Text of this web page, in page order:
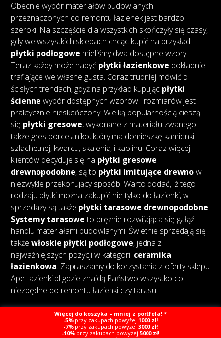
Obecnie wybór materiałów budowlanych
przeznaczonych do remontu łazienek jest bardzo
szeroki. Na szczęście dla wszystkich skończyły się czasy,
gdy we wszystkich sklepach chcąc kupić na przykład
płytki podłogowe mieliśmy dwa dostępne wzory.
Teraz każdy może nabyć płytki łazienkowe dokładnie
trafiające we własne gusta. Coraz trudniej mówić o
ścisłych trendach, gdyż na przykład kupując płytki
ścienne wybór dostępnych wzorów i rozmiarów jest
praktycznie nieskończony! Wielką popularnością cieszą
się płytki gresowe, wykonane z materiału zwanego
także gres porcelaniko, który ma domieszkę kamionki
szlachetnej, kwarcu, skalenia, i kaolinu. Coraz więcej
klientów decyduje się na płytki gresowe
drewnopodobne, są to płytki imitujące drewnow
niezwykle przekonujący sposób. Warto dodać, iż tego
rodzaju płytki można zakupić nie tylko do łazienki, w
sprzedaży są także płytki tarasowe drewnopodobne.
Systemy tarasoweto prężnie rozwijająca się gałąź
handlu materiałami budowlanymi. Świetnie sprzedają się
takżewłoskie płytki podłogowe, jedna z
najważniejszych pozycji w kategorii ceramika
łazienkowa. Zapraszamy do korzystania z oferty sklepu
ApeLazienki.pl gdzie znajdą Państwo wszystko co
niezbędne do remontu łazienki czy tarasu.
Copyright © Ape Łazienki Created by Webcat
Więcej do koszyka – mniej z portfela! *
-5% przy zakupach powyżej 1000 zł!
-7% przy zakupach powyżej 3000 zł!
-10% przy zakupach powyżej 5000 zł!